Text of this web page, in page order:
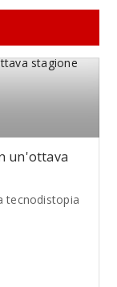
un'ottava
tecnodistopia